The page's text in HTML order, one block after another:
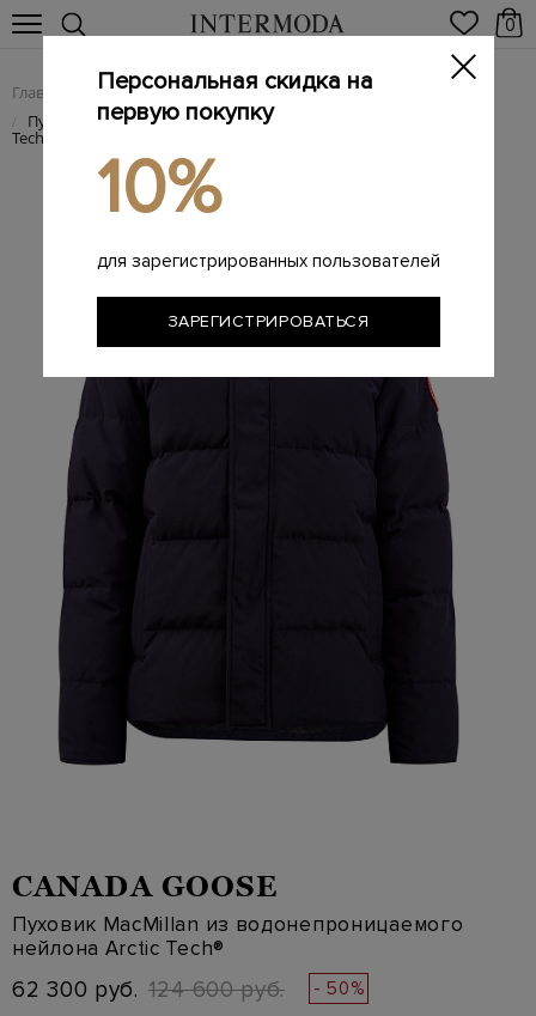
0
Главная Мужчинам / Одежда / Пуховики
/ Пуховик MacMillan из водонепроницаемого нейлона Arctic
Tech®
CANADA GOOSE
Пуховик MacMillan из водонепроницаемого
нейлона Arctic Tech®
62 300 руб. 124 600 руб. - 50%
Персональная скидка на
первую покупку
10%
для зарегистрированных пользователей
ЗАРЕГИСТРИРОВАТЬСЯ